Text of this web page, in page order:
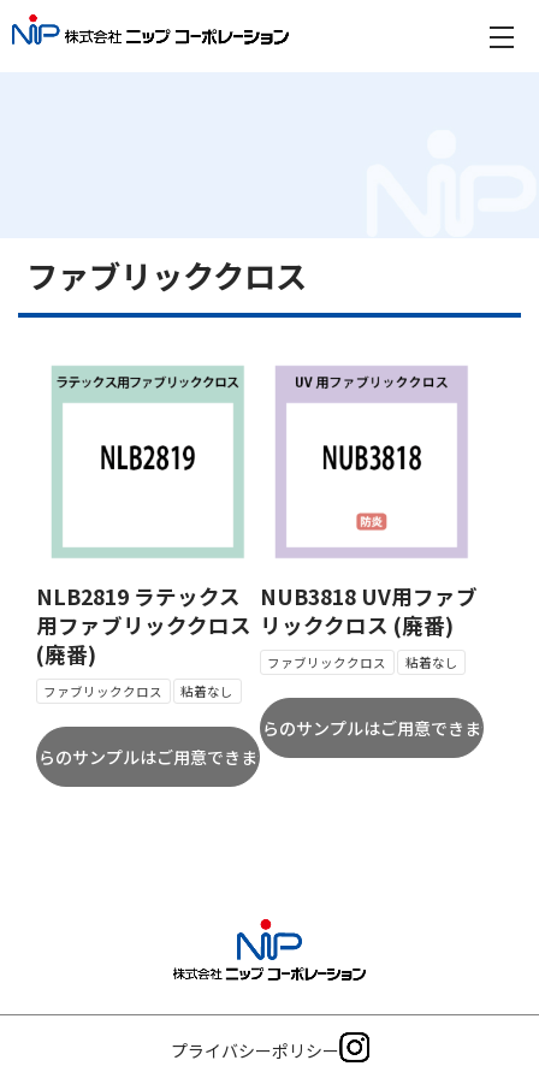
ファブリッククロス
NLB2819 ラテックス
用ファブリッククロス
(廃番)
ファブリッククロス 粘着なし
NUB3818 UV用ファブ
リッククロス (廃番)
ファブリッククロス 粘着なし
プライバシーポリシー